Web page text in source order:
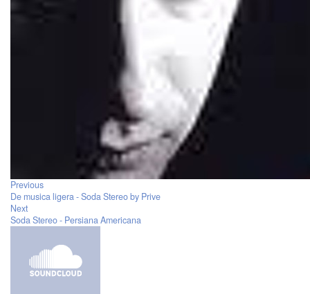
Previous
De musica ligera - Soda Stereo by Prive
Next
Soda Stereo - Persiana Americana